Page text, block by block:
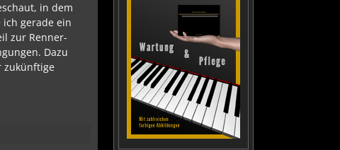
in dem
gerade ein
zur Renner-
Dazu
zukünftige